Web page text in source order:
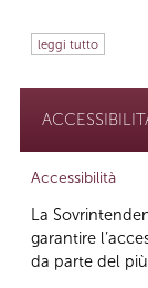
leggi tutto
Accessibilità
La
garantire
da parte del